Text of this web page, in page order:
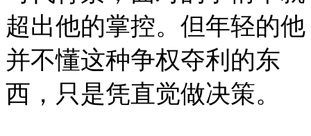
超出他的掌控。但年轻的他
并不懂这种争权夺利的东
西，只是凭直觉做决策。